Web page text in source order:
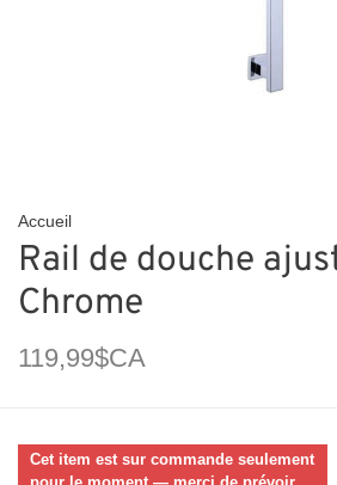
Accueil
Rail de douche
Chrome
119,99$CA
Cet item est sur commande seulement